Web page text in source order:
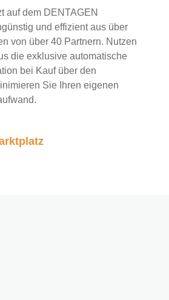
auf dem DENTAGEN
und effizient aus über
von über 40 Partnern. Nutzen
die exklusive automatische
bei Kauf über den
Sie Ihren eigenen